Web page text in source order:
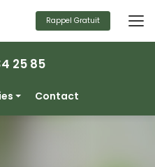
25 85
Contact
Rappel Gratuit